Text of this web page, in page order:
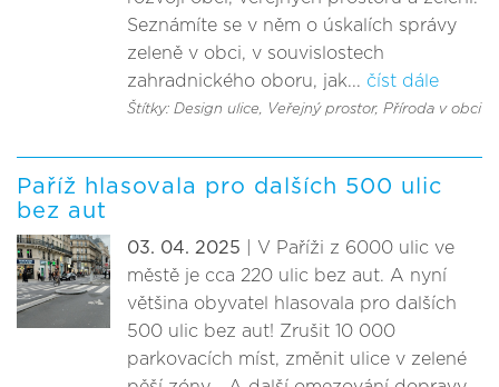
Seznámíte se v něm o úskalích správy
zeleně v obci, v souvislostech
zahradnického oboru, jak... číst dále
Štítky: Design ulice, Veřejný prostor, Příroda v obci
Paříž hlasovala pro dalších 500 ulic
bez aut
03. 04. 2025 | V Paříži z 6000 ulic ve
městě je cca 220 ulic bez aut. A nyní
většina obyvatel hlasovala pro dalších
500 ulic bez aut! Zrušit 10 000
parkovacích míst, změnit ulice v zelené